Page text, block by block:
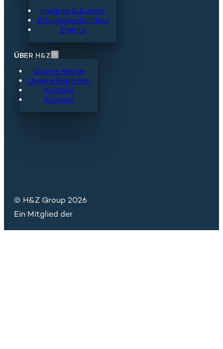
Insights & Events
Erfolgsgeschichten
Events
ÜBER H&Z
Unsere Werte
Unsere Experten
Kontakt
Karriere
© H&Z Group 2026
Ein Mitglied der